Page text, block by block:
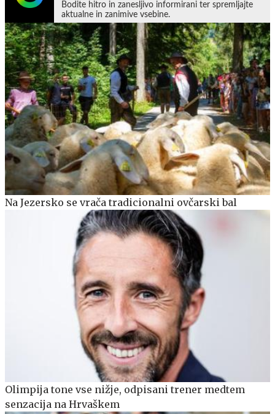
Bodite hitro in zanesljivo informirani ter spremljajte
aktualne in zanimive vsebine.
Na Jezersko se vrača tradicionalni ovčarski bal
Olimpija tone vse nižje, odpisani trener medtem
senzacija na Hrvaškem